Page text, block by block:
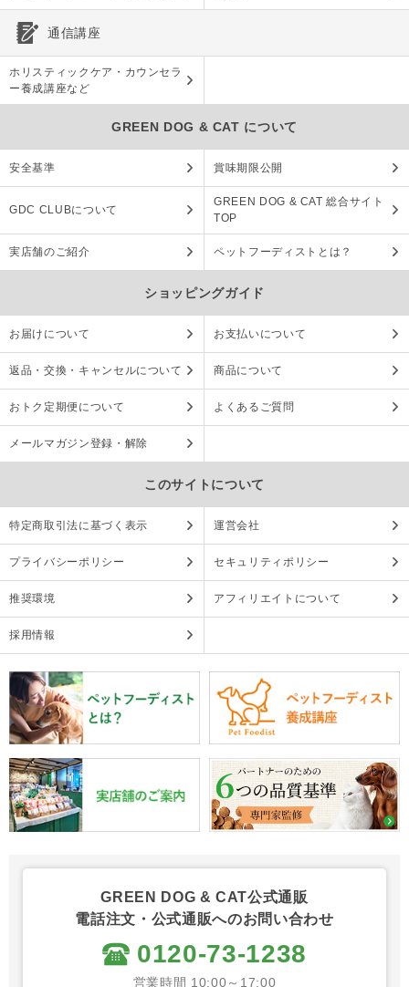
通信講座
ホリスティックケア・カウンセラ
ー養成講座など
GREEN DOG & CAT について
安全基準 賞味期限公開
GDC CLUBについて
GREEN DOG & CAT 総合サイト
TOP
実店舗のご紹介 ペットフーディストとは？
ショッピングガイド
お届けについて お支払いについて
返品・交換・キャンセルについて 商品について
おトク定期便について よくあるご質問
メールマガジン登録・解除
このサイトについて
特定商取引法に基づく表示 運営会社
プライバシーポリシー セキュリティポリシー
推奨環境 アフィリエイトについて
採用情報
GREEN DOG & CAT公式通販
電話注文・公式通販へのお問い合わせ
0120-73-1238
営業時間 10:00～17:00